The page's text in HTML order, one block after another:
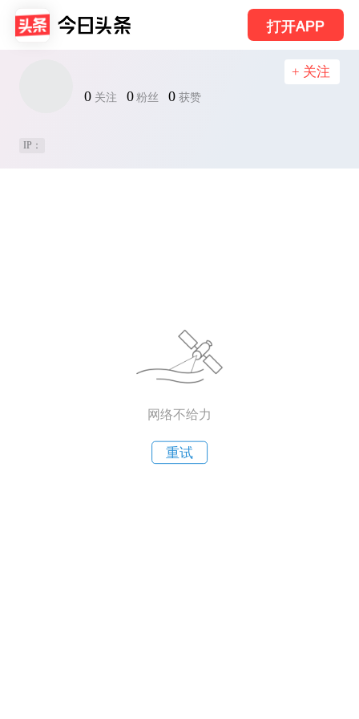
打开APP
0 关注 0 粉丝 0 获赞
+ 关注
IP：
网络不给力
重试